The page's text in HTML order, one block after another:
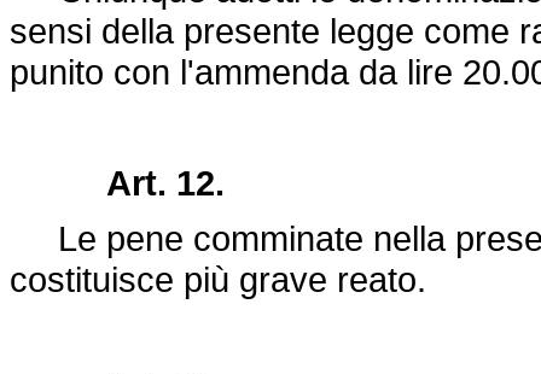
sensi della presente legge come
punito con l'ammenda da lire
Art. 12.
Le pene comminate nella
costituisce più grave reato.